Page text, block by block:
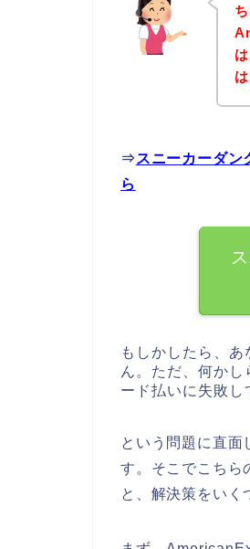
⇒ スニーカーダ
ら
もしかしたら、
ん。ただ、何か
ード払いに失敗し
という問題に直面
す。そこでこちら
と、解決策をいく